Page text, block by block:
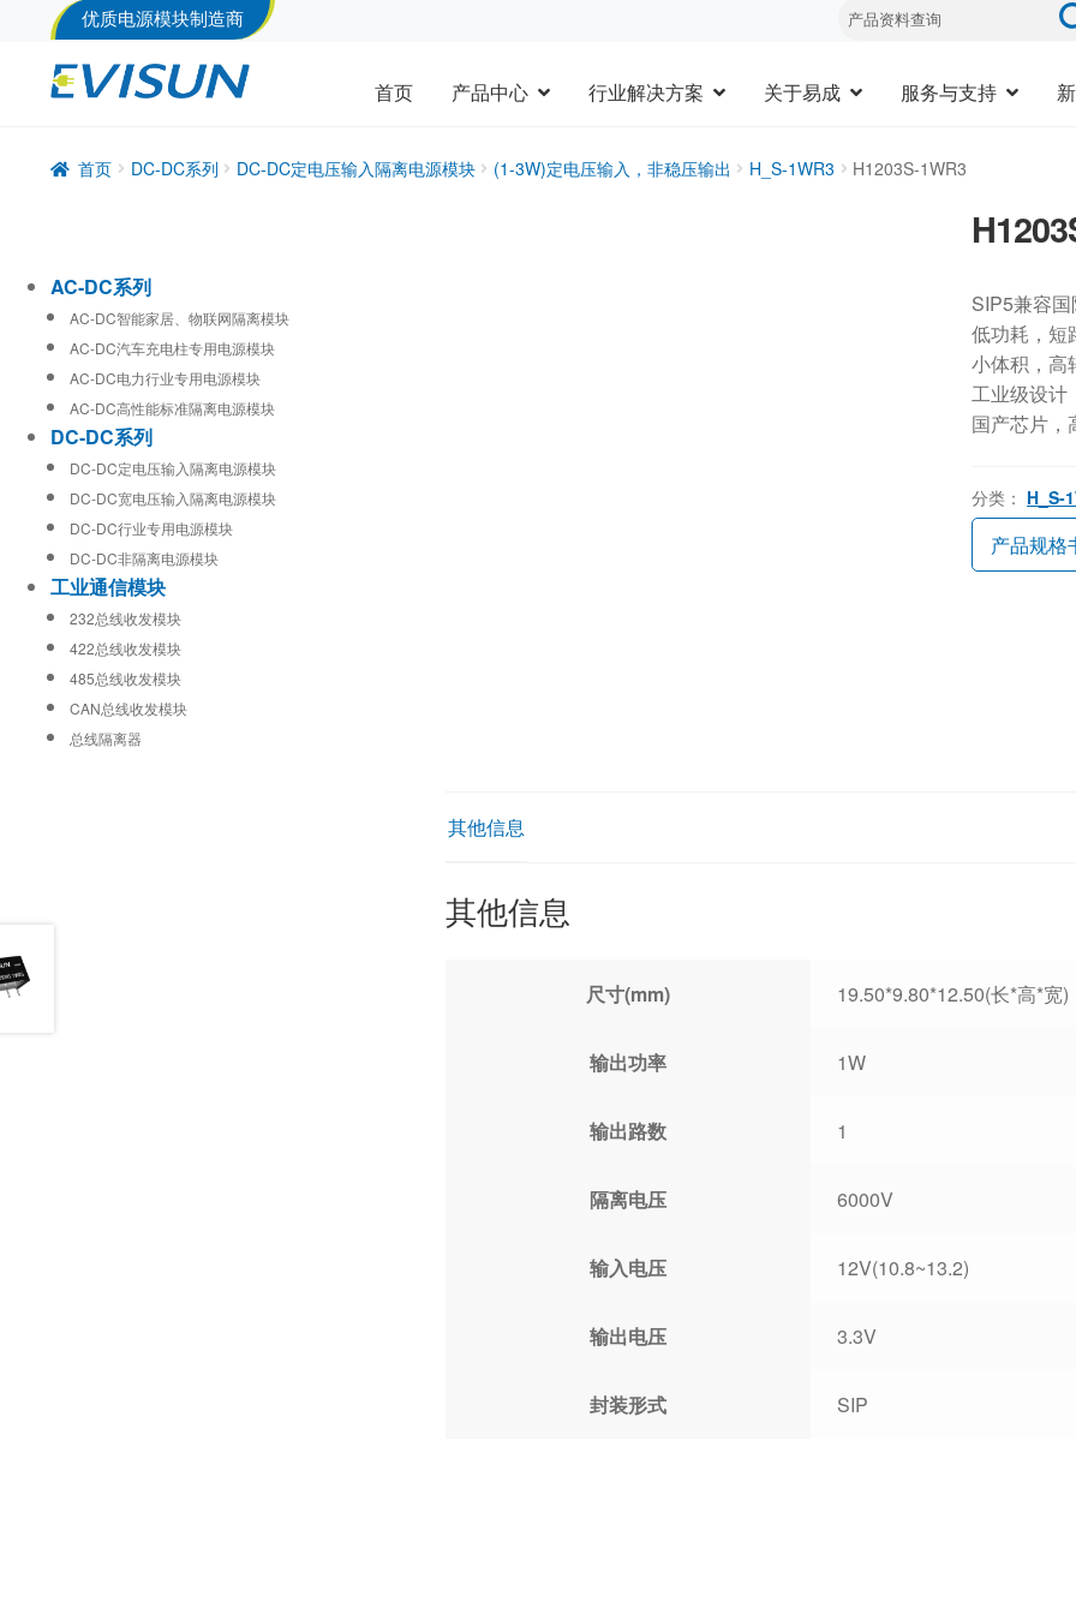
优质电源模块制造商
首页 产品中心 行业解决方案 关于易成 服务与支持
首页 DC-DC系列 DC-DC定电压输入隔离电源模块 (1-3W)定电压输入，非稳压输出 H_S-1WR3 H1203S-1WR3
SIP5兼容
低功耗，短
小体积，高
工业级设计
国产芯片，
分类： H_S-
产品规格
其他信息
其他信息
尺寸(mm) 19.50*9.80*12.50(长*高*宽)
输出功率 1W
输出路数 1
隔离电压 6000V
输入电压 12V(10.8~13.2)
输出电压 3.3V
封装形式 SIP
AC-DC系列
AC-DC智能家居、物联网隔离模块
AC-DC汽车充电柱专用电源模块
AC-DC电力行业专用电源模块
AC-DC高性能标准隔离电源模块
DC-DC系列
DC-DC定电压输入隔离电源模块
DC-DC宽电压输入隔离电源模块
DC-DC行业专用电源模块
DC-DC非隔离电源模块
工业通信模块
232总线收发模块
422总线收发模块
485总线收发模块
CAN总线收发模块
总线隔离器